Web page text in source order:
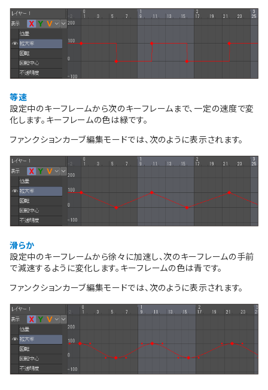
等速
設定中のキーフレームから次のキーフレームまで、一定の速度で変
化します。キーフレームの色は緑です。
ファンクションカーブ編集モードでは、次のように表示されます。
滑らか
設定中のキーフレームから徐々に加速し、次のキーフレームの手前
で減速するように変化します。キーフレームの色は青です。
ファンクションカーブ編集モードでは、次のように表示されます。